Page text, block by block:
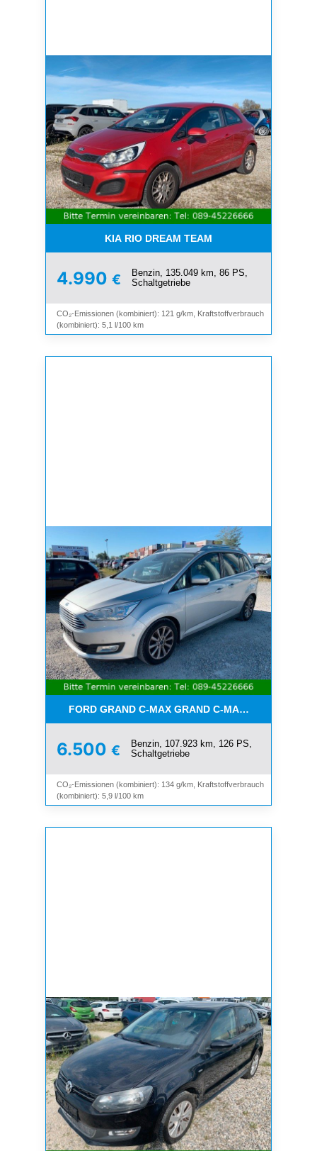
KIA RIO DREAM TEAM
4.990 €
Benzin, 135.049 km, 86 PS,
Schaltgetriebe
CO₂-Emissionen (kombiniert): 121 g/km, Kraftstoffverbrauch
(kombiniert): 5,1 l/100 km
FORD GRAND C-MAX GRAND C-MAX TITANIUM*7-
6.500 €
Benzin, 107.923 km, 126 PS,
Schaltgetriebe
CO₂-Emissionen (kombiniert): 134 g/km, Kraftstoffverbrauch
(kombiniert): 5,9 l/100 km